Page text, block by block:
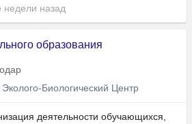
недели назад
образования
Биологический Центр
деятельности обучающихся,